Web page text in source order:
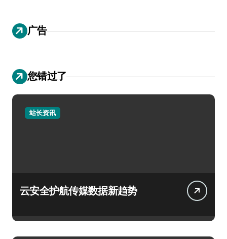
广告
您错过了
站长资讯
云安全护航传媒数据新趋势